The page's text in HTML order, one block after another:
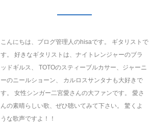
こんにちは、ブログ管理人のhisaです。 ギタリストで
す。 好きなギタリストは、ナイトレンジャーのブラ
ッドギルス、 TOTOのスティーブルカサー、ジャーニ
ーのニールショーン、 カルロスサンタナも大好きで
す。 女性シンガー二宮愛さんの大ファンです。 愛さ
んの素晴らしい歌、ぜひ聴いてみて下さい。 驚くよ
うな歌声ですよ！！